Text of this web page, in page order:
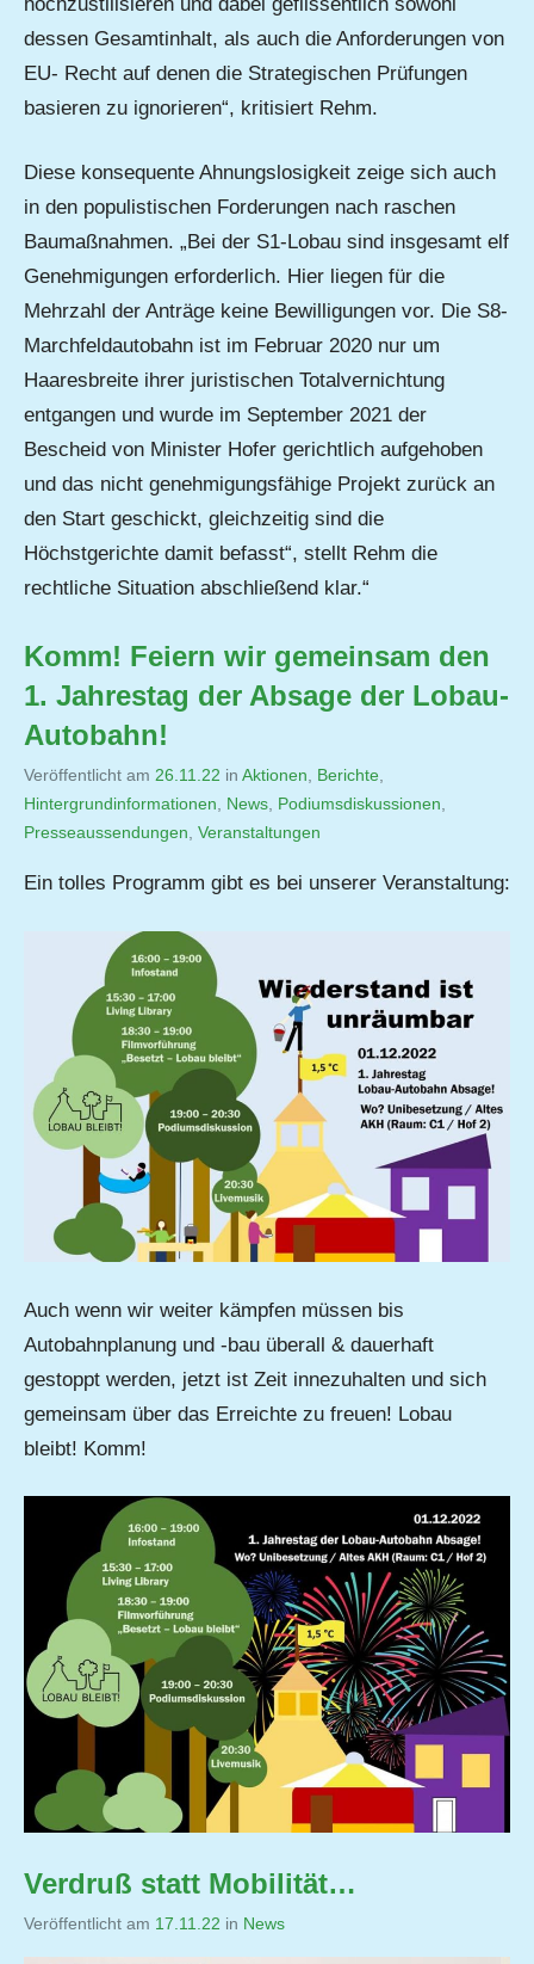
dessen Gesamtinhalt, als auch die Anforderungen von
EU- Recht auf denen die Strategischen Prüfungen
basieren zu ignorieren“, kritisiert Rehm.
Diese konsequente Ahnungslosigkeit zeige sich auch
in den populistischen Forderungen nach raschen
Baumaßnahmen. „Bei der S1-Lobau sind insgesamt elf
Genehmigungen erforderlich. Hier liegen für die
Mehrzahl der Anträge keine Bewilligungen vor. Die S8-
Marchfeldautobahn ist im Februar 2020 nur um
Haaresbreite ihrer juristischen Totalvernichtung
entgangen und wurde im September 2021 der
Bescheid von Minister Hofer gerichtlich aufgehoben
und das nicht genehmigungsfähige Projekt zurück an
den Start geschickt, gleichzeitig sind die
Höchstgerichte damit befasst“, stellt Rehm die
rechtliche Situation abschließend klar.“
Komm! Feiern wir gemeinsam den
1. Jahrestag der Absage der Lobau-
Autobahn!
Veröffentlicht am 26.11.22 von
Jutta
Matysek
in Aktionen, Berichte,
Hintergrundinformationen, News, Podiumsdiskussionen,
Presseaussendungen, Veranstaltungen
Ein tolles Programm gibt es bei unserer Veranstaltung:
Auch wenn wir weiter kämpfen müssen bis
Autobahnplanung und -bau überall & dauerhaft
gestoppt werden, jetzt ist Zeit innezuhalten und sich
gemeinsam über das Erreichte zu freuen! Lobau
bleibt! Komm!
Verdruß statt Mobilität…
Veröffentlicht am 17.11.22 von
Jutta
in News